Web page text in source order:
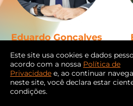
Eduardo Gonçalves
Globo em Brasília
Este site usa cookies e dados
acordo com a nossa Política de
Privacidade e, ao continuar
neste site, você declara estar
condições.